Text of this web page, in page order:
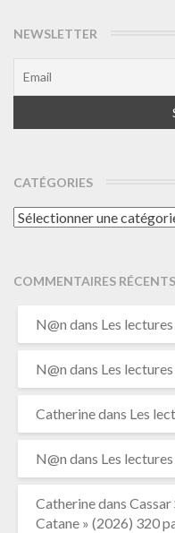
NEWSLETTER
CATÉGORIES
Catégories
COMMENTAIRES RÉCENTS
N@n dans Les
N@n dans Les
Catherinedans Les
N@n dans Les
Catherinedans Cassar
Catane » (2026) 320